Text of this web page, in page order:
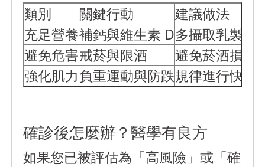
類別
關鍵行動
建議做法
充足營養補鈣與維生素 D多攝取乳製品
避免危害戒菸與限酒
避免菸酒損害
強化肌力負重運動與防跌規律進行快走
確診後怎麼辦？醫學有良方
如果您已被評估為「高風險」或「確